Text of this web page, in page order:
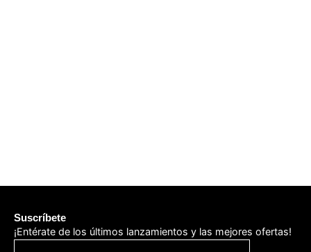
Suscríbete
¡Entérate de los últimos lanzamientos y las mejores ofertas!